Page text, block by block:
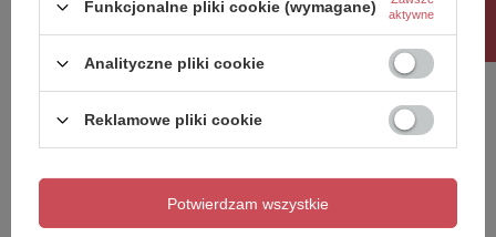
SERENITY dywanik
łazienkowy 60x90cm z
biały
147,90 zł
SERENITY dywanik
łazienkowy 50x50cm z
Funkcjonalne pliki cookie (wymagane)
aktywne
Analityczne pliki cookie
Reklamowe pliki cookie
Potwierdzam wszystkie